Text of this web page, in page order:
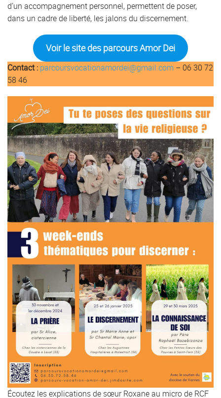
d’un accompagnement personnel, permettent de poser,
dans un cadre de liberté, les jalons du discernement.
Voir le site des parcours Amor Dei
Contact : parcoursvocationamordei@gmail.com – 06 30 72
58 46
Écoutez les explications de sœur Roxane au micro de RCF